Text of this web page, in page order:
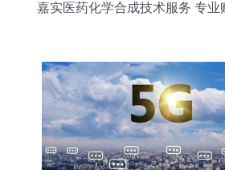
嘉实医药化学合成技术服务 专业